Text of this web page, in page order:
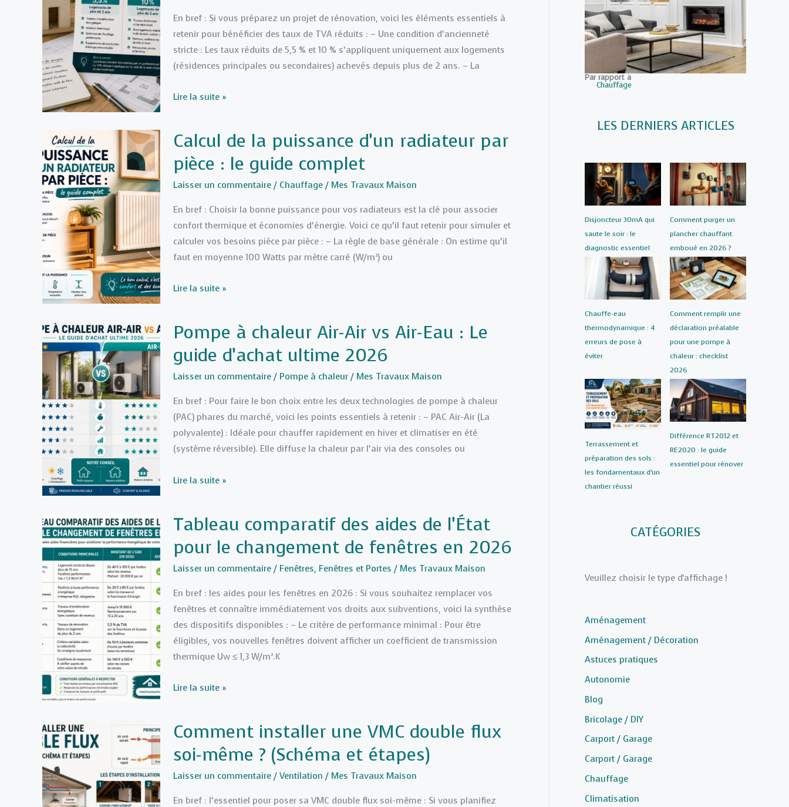
attendre
selon
les
travaux
En bref : Si vous préparez un projet de rénovation, voici les éléments essentiels à
retenir pour bénéficier des taux de TVA réduits : – Une condition d’ancienneté
stricte : Les taux réduits de 5,5 % et 10 % s’appliquent uniquement aux logements
(résidences principales ou secondaires) achevés depuis plus de 2 ans. – La
TVA
réduit
à
5,5%
ou
10%
:
Quels
travaux
rénovation
Lire la suite »
Calcul de la puissance d’un radiateur par
pièce : le guide complet
Laisser un commentaire / Chauffage / Mes Travaux Maison
En bref : Choisir la bonne puissance pour vos radiateurs est la clé pour associer
confort thermique et économies d’énergie. Voici ce qu’il faut retenir pour simuler et
calculer vos besoins pièce par pièce : – La règle de base générale : On estime qu’il
faut en moyenne 100 Watts par mètre carré (W/m²) ou
Calcul
puissance
d’un
radiateur
par
pièce
:
le
guide
Lire la suite »
Pompe à chaleur Air-Air vs Air-Eau : Le
guide d’achat ultime 2026
Laisser un commentaire / Pompe à chaleur / Mes Travaux Maison
En bref : Pour faire le bon choix entre les deux technologies de pompe à chaleur
(PAC) phares du marché, voici les points essentiels à retenir : – PAC Air-Air (La
polyvalente) : Idéale pour chauffer rapidement en hiver et climatiser en été
(système réversible). Elle diffuse la chaleur par l’air via des consoles ou
Pompe
Air-
Air
vs
Air-
Eau
:
Le
guide
d’achat
2026
Lire la suite »
Tableau comparatif des aides de l’État
pour le changement de fenêtres en 2026
Laisser un commentaire / Fenêtres, Fenêtres et Portes / Mes Travaux Maison
En bref : les aides pour les fenêtres en 2026 : Si vous souhaitez remplacer vos
fenêtres et connaître immédiatement vos droits aux subventions, voici la synthèse
des dispositifs disponibles : – Le critère de performance minimal : Pour être
éligibles, vos nouvelles fenêtres doivent afficher un coefficient de transmission
thermique Uw ≤ 1,3 W/m².K
Tableau
aides
de
pour
le
Lire la suite »
Comment installer une VMC double flux
soi-même ? (Schéma et étapes)
Laisser un commentaire /Ventilation / Mes Travaux Maison
En bref : l’essentiel pour poser sa VMC double flux soi-même : Si vous planifiez
Par rapport à
Chauffage
LES DERNIERS ARTICLES
Disjoncteur 30mA qui
saute le soir : le
diagnostic essentiel
Comment purger un
plancher chauffant
emboué en 2026 ?
Chauffe-eau
thermodynamique : 4
erreurs de pose à
éviter
Comment remplir une
déclaration préalable
pour une pompe à
chaleur : checklist
2026
Terrassement et
préparation des sols :
les fondamentaux d’un
chantier réussi
Différence RT2012 et
RE2020 : le guide
essentiel pour rénover
CATÉGORIES
Veuillez choisir le type d'affichage !
Aménagement
Aménagement / Décoration
Astuces pratiques
Autonomie
Blog
Bricolage / DIY
Carport / Garage
Carport / Garage
Chauffage
Climatisation